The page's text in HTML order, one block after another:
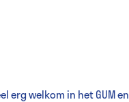
erg welkom in het GUM en